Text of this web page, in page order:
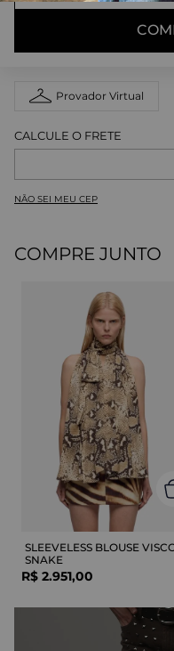
Provador Virtual
NÃO SEI MEU CEP
COMPRE JUNTO
SLEEVELESS BLOUSE
SNAKE
R$ 2.951,00